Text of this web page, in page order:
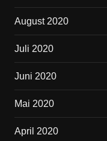
August 2020
Juli 2020
Juni 2020
Mai 2020
April 2020